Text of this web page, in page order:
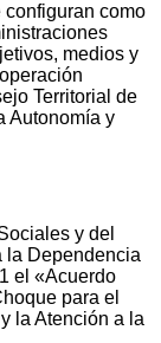
configuran como
medios y
Territorial de
Autonomía y
y del
la Dependencia
el «Acuerdo
para el
la Atención a la